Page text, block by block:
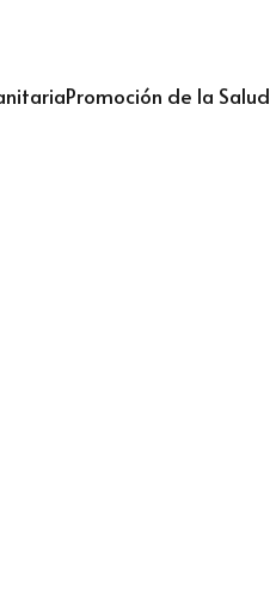
Promoción de la Salud